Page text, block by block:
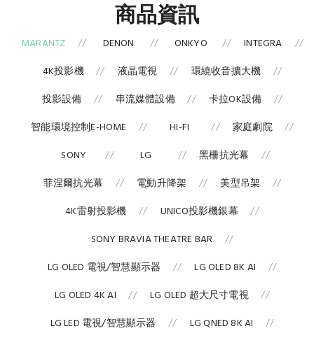
商品資訊
MARANTZ DENON ONKYO
INTEGRA
4K投影機
液晶電視
環繞收音擴大機
投影設備
串流媒體設備
卡拉OK設備
智能環境控制E-HOME
HI-FI
家庭劇院
SONY
LG
黑柵抗光幕
菲涅爾抗光幕
電動升降架
美型吊架
4K雷射投影機
UNICO投影機銀幕
SONY BRAVIA THEATRE BAR
LG OLED 電視/智慧顯示器
LG OLED 8K AI
LG OLED 4K AI
LG OLED 超大尺寸電視
LG LED 電視/智慧顯示器
LG QNED 8K AI